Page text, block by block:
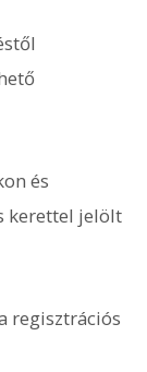
és
kerettel jelölt
regisztrációs